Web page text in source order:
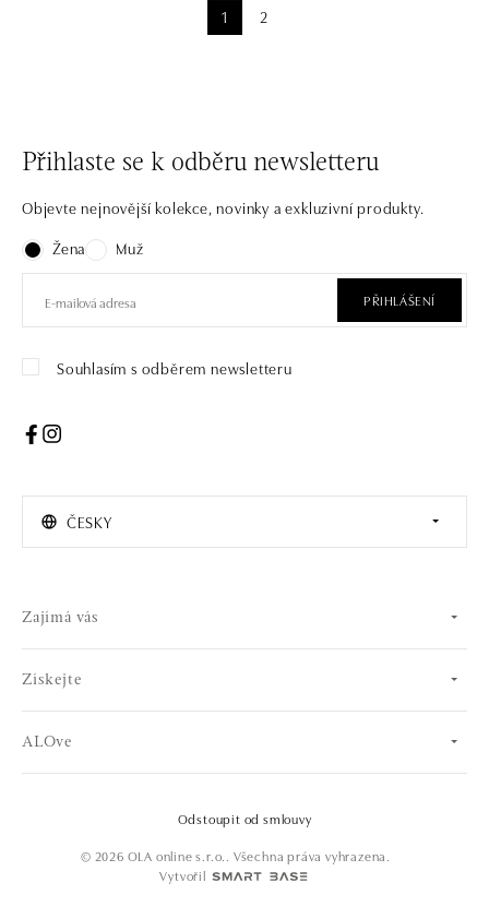
1 2
Přihlaste se k odběru newsletteru
Objevte nejnovější kolekce, novinky a exkluzivní produkty.
Žena
Muž
PŘIHLÁŠENÍ
Souhlasím s odběrem newsletteru
ČESKY
Zajímá vás
Získejte
ALOve
© 2026 OLA online s.r.o.. Všechna práva vyhrazena.
Vytvořil
Odstoupit od smlouvy